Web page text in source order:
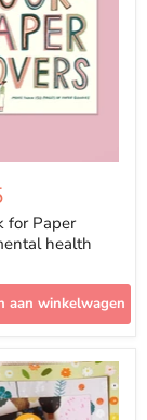
for Paper
health
aan winkelwagen